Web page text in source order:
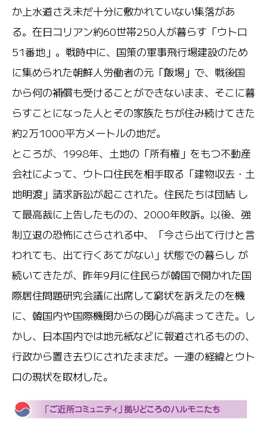
か上水道さえ未だ十分に敷かれていない集落があ
る。在日コリアン約60世帯250人が暮らす「ウトロ
51番地」。戦時中に、国策の軍事飛行場建設のため
に集められた朝鮮人労働者の元「飯場」で、戦後国
から何の補償も受けることができないまま、そこに暮
らすことになった人とその家族たちが住み続けてきた
約2万1000平方メートルの地だ。
ところが、1998年、土地の「所有権」をもつ不動産
会社によって、ウトロ住民を相手取る「建物収去・土
地明渡」請求訴訟が起こされた。住民たちは団結 し
て最高裁に上告したものの、2000年敗訴。以後、強
制立退の恐怖にさらされる中、「今さら出て行けと言
われても、出て行くあてがない」状態での暮らし が
続いてきたが、昨年9月に住民らが韓国で開かれた国
際居住問題研究会議に出席して窮状を訴えたのを機
に、韓国内や国際機関からの関心が高まってきた。し
かし、日本国内では地元紙などに報道されるものの、
行政から置き去りにされたままだ。一連の経緯とウト
ロの現状を取材した。